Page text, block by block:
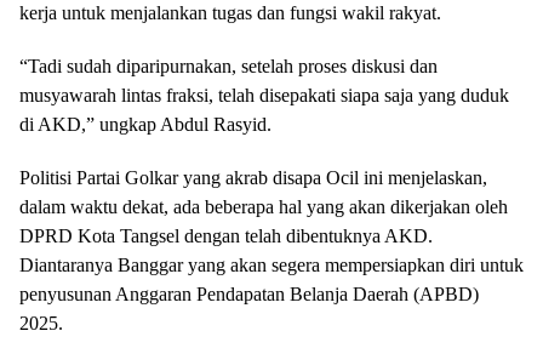
kerja untuk menjalankan tugas dan fungsi wakil rakyat.
“Tadi sudah diparipurnakan, setelah proses diskusi dan
musyawarah lintas fraksi, telah disepakati siapa saja yang duduk
di AKD,” ungkap Abdul Rasyid.
Politisi Partai Golkar yang akrab disapa Ocil ini menjelaskan,
dalam waktu dekat, ada beberapa hal yang akan dikerjakan oleh
DPRD Kota Tangsel dengan telah dibentuknya AKD.
Diantaranya Banggar yang akan segera mempersiapkan diri untuk
penyusunan Anggaran Pendapatan Belanja Daerah (APBD)
2025.